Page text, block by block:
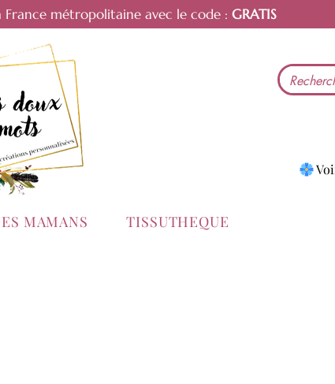
France métropolitaine avec le code : GRATIS
MAMANS TISSUTHEQUE